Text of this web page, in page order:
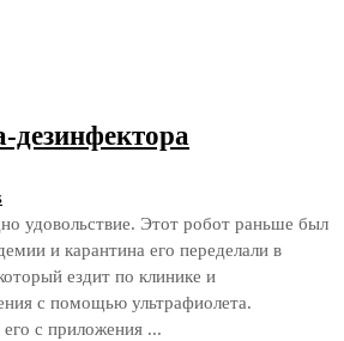
дезинфектора
удовольствие. Этот робот раньше был
и карантина его переделали в
ездит по клинике и
с помощью ультрафиолета.
с приложения ...